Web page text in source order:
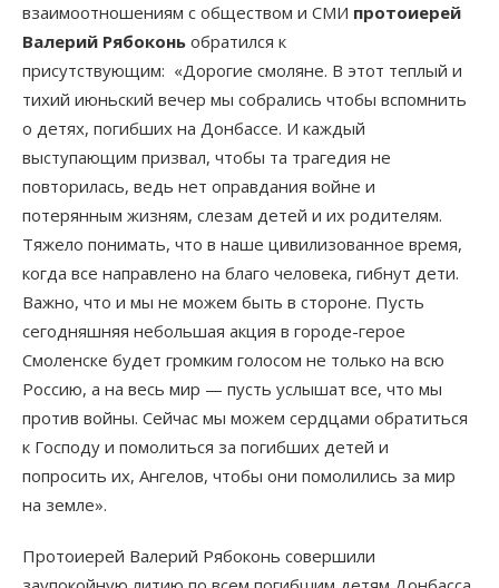
взаимоотношениям с обществом и СМИ протоиерей
Валерий Рябоконь обратился к
присутствующим: «Дорогие смоляне. В этот теплый и
тихий июньский вечер мы собрались чтобы вспомнить
о детях, погибших на Донбассе. И каждый
выступающим призвал, чтобы та трагедия не
повторилась, ведь нет оправдания войне и
потерянным жизням, слезам детей и их родителям.
Тяжело понимать, что в наше цивилизованное время,
когда все направлено на благо человека, гибнут дети.
Важно, что и мы не можем быть в стороне. Пусть
сегодняшняя небольшая акция в городе-герое
Смоленске будет громким голосом не только на всю
Россию, а на весь мир — пусть услышат все, что мы
против войны. Сейчас мы можем сердцами обратиться
к Господу и помолиться за погибших детей и
попросить их, Ангелов, чтобы они помолились за мир
на земле».
Протоиерей Валерий Рябоконь совершили